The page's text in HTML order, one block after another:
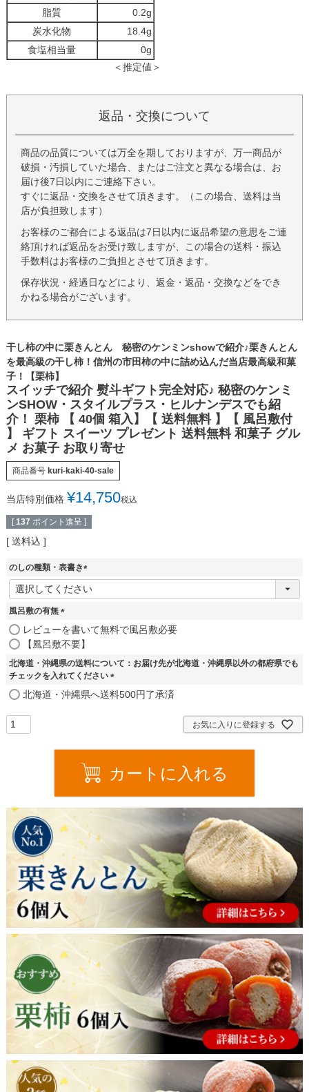
脂質
0.2g
炭水化物
18.4g
食塩相当量
0g
＜推定値＞
返品・交換について
商品の品質については万全を期しておりますが、万一商品が
破損・汚損していた場合、またはご注文と異なる場合は、お
届け後7日以内にご連絡下さい。
すぐに返品・交換をさせて頂きます。（この場合、送料は当
店が負担致します）
お客様のご都合による返品は7日以内に返品希望の意思をご連
絡頂ければ返品をお受け致しますが、この場合の送料・振込
手数料はお客様のご負担とさせて頂きます。
保存状況・経過日などにより、返金・返品・交換などをでき
かねる場合がございます。
干し柿の中に栗きんとん 秘密のケンミンshowで紹介♪栗きんとん
を最高級の干し柿！信州の市田柿の中に詰め込んだ当店最高級和菓
子！【栗柿】
スイッチで紹介 熨斗ギフト完全対応♪ 秘密のケンミ
ンSHOW・スタイルプラス・ヒルナンデスでも紹
介！ 栗柿 【 40個 箱入】【 送料無料 】【 風呂敷付
】 ギフト スイーツ プレゼント 送料無料 和菓子 グル
メ お菓子 お取り寄せ
商品番号 kuri-kaki-40-sale
当店特別価格 ¥14,750税込
[ 137 ポイント進呈 ]
送料込
のしの種類・表書き
(
必
風呂敷の有無
(
必
須
)
レビューを書いて無料で風呂敷必要
【風呂敷不要】
北海道・沖縄県の送料について：お届け先が北海道・沖縄県以外の都府県でも
チェックを入れてください
(
北海道・沖縄県へ送料500円了承済
お気に入りに登録する
カートに入れる